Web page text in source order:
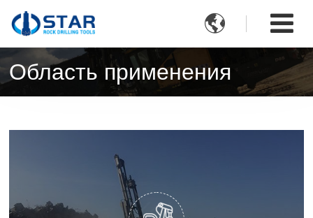

Область применения